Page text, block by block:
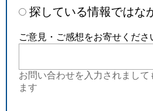
探している情報ではな
ご意見・ご感想をお寄せくださ
お問い合わせを入力されまし
ます